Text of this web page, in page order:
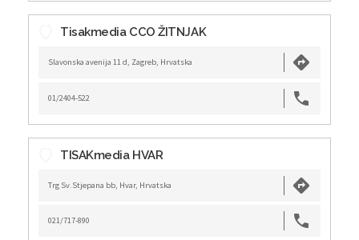
Tisakmedia CCO ŽITNJAK
Slavonska avenija 11 d, Zagreb, Hrvatska
01/2404-522
TISAKmedia HVAR
Trg Sv.Stjepana bb, Hvar, Hrvatska
021/717-890